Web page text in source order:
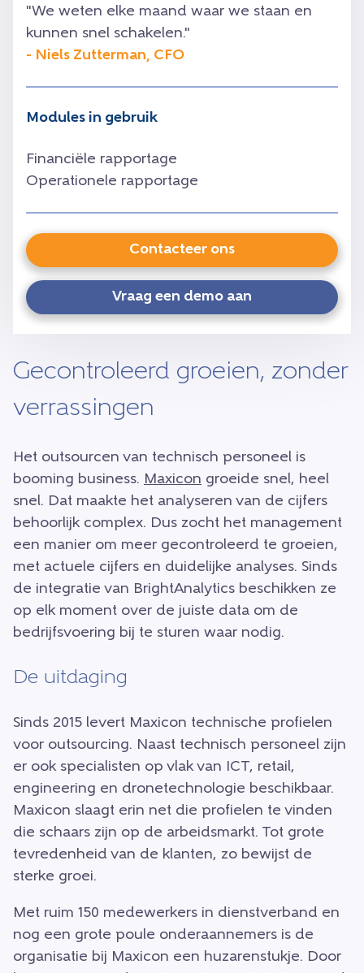
"We weten elke maand waar we staan en
kunnen snel schakelen."
- Niels Zutterman, CFO
Modules in gebruik
Financiële rapportage
Operationele rapportage
Contacteer ons
Vraag een demo aan
Gecontroleerd groeien, zonder
verrassingen
Het outsourcen van technisch personeel is
booming business. Maxicon groeide snel, heel
snel. Dat maakte het analyseren van de cijfers
behoorlijk complex. Dus zocht het management
een manier om meer gecontroleerd te groeien,
met actuele cijfers en duidelijke analyses. Sinds
de integratie van BrightAnalytics beschikken ze
op elk moment over de juiste data om de
bedrijfsvoering bij te sturen waar nodig.
De uitdaging
Sinds 2015 levert Maxicon technische profielen
voor outsourcing. Naast technisch personeel zijn
er ook specialisten op vlak van ICT, retail,
engineering en dronetechnologie beschikbaar.
Maxicon slaagt erin net die profielen te vinden
die schaars zijn op de arbeidsmarkt. Tot grote
tevredenheid van de klanten, zo bewijst de
sterke groei.
Met ruim 150 medewerkers in dienstverband en
nog een grote poule onderaannemers is de
organisatie bij Maxicon een huzarenstukje. Door